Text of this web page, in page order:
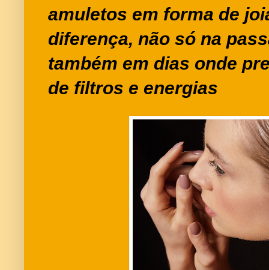
amuletos em forma de
diferença, não só na
também em dias onde
de filtros e energias